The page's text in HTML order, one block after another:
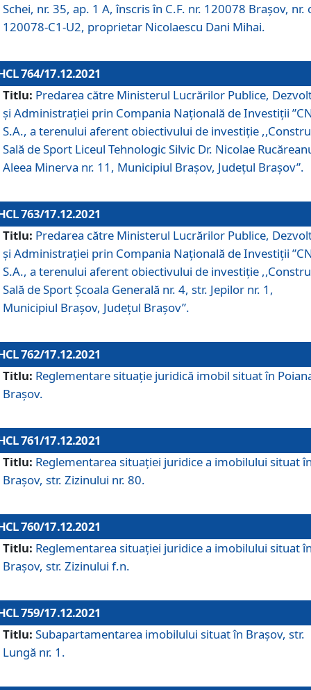
Schei, nr. 35, ap. 1 A, înscris în C.F. nr. 120078 Brașov, nr.
120078-C1-U2, proprietar Nicolaescu Dani Mihai.
764/17.12.2021
Titlu: Predarea către Ministerul Lucrărilor Publice,
și Administrației prin Compania Naţională de Investiţii
S.A., a terenului aferent obiectivului de investiţie
Sală de Sport Liceul Tehnologic Silvic Dr. Nicolae
Aleea Minerva nr. 11, Municipiul Brașov, Județul Brașov”.
763/17.12.2021
Titlu: Predarea către Ministerul Lucrărilor Publice,
și Administrației prin Compania Naţională de Investiţii
S.A., a terenului aferent obiectivului de investiție
Sală de Sport Școala Generală nr. 4, str. Jepilor nr. 1,
Municipiul Brașov, Județul Brașov”.
762/17.12.2021
Titlu: Reglementare situație juridică imobil situat în
Brașov.
761/17.12.2021
Titlu: Reglementarea situației juridice a imobilului situat
Brașov, str. Zizinului nr. 80.
760/17.12.2021
Titlu: Reglementarea situației juridice a imobilului situat
Brașov, str. Zizinului f.n.
759/17.12.2021
Titlu: Subapartamentarea imobilului situat în Brașov, str.
Lungă nr. 1.